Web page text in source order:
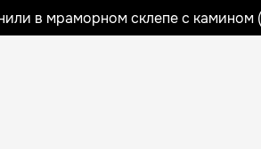
в мраморном склепе с камином